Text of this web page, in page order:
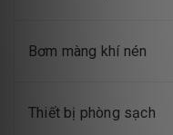
Bơm màng khí nén
Thiết bị phòng sạch